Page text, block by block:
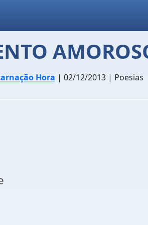
Hora | 02/12/2013 | Poesias